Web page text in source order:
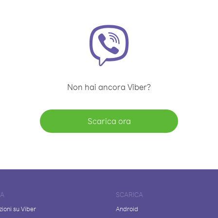
Non hai ancora Viber?
Scarica ora
su Viber
SCARICA
Android